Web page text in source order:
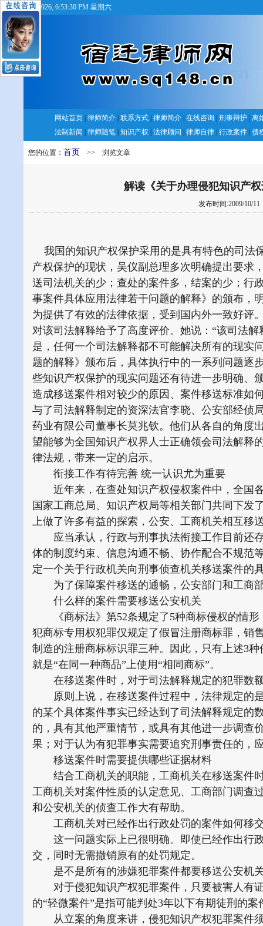
8/8/2026, 6:53:31 PM 星期六
网站首页 律师简介 联系方式 律师简介| 在线咨询 刑事辩护
离
法制新闻
律师随笔 知识产权 法律顾问 律师自律 行政案件 债
您的位置： 首页 >> 浏览文章
解读《关于办理侵犯知识产
发布时间:2009/10/11
我国的知识产权保护采用的是具有特色的司法
产权保护的现状，吴仪副总理多次明确提出要求
送司法机关的少；查处的案件多，结案的少；行
事案件具体应用法律若干问题的解释》的颁布，
为提供了有效的法律依据，受到国内外一致好评
对该司法解释给予了高度评价。她说：“该司法
是，任何一个司法解释都不可能解决所有的现实
题的解释》颁布后，具体执行中的一系列问题逐
些知识产权保护的现实问题还有待进一步明确、
造成移送案件相对较少的原因、案件移送标准如
与了司法解释制定的资深法官李晓、公安部经侦
药业有限公司董事长莫兆钦。他们从各自的角度
望能够为全国知识产权界人士正确领会司法解释
律法规，带来一定的启示。
衔接工作有待完善 统一认识尤为重要
近年来，在查处知识产权侵权案件中，全国各
国家工商总局、知识产权局等相关部门共同下发
上做了许多有益的探索，公安、工商机关相互移
应当承认，行政与刑事执法衔接工作目前还
体的制度约束、信息沟通不畅、协作配合不规范
定一个关于行政机关向刑事侦查机关移送案件的
为了保障案件移送的通畅，公安部门和工商
什么样的案件需要移送公安机关
《商标法》第52条规定了5种商标侵权的情形
犯商标专用权犯罪仅规定了假冒注册商标罪，销
制造的注册商标标识罪三种。因此，只有上述3
就是“在同一种商品”上使用“相同商标”。
在移送案件时，对于司法解释规定的犯罪数
原则上说，在移送案件过程中，法律规定的是
的某个具体案件事实已经达到了司法解释规定的
的，具有其他严重情节，或具有其他进一步调查
果；对于认为有犯罪事实需要追究刑事责任的，
移送案件时需要提供哪些证据材料
结合工商机关的职能，工商机关在移送案件
工商机关对案件性质的认定意见、工商部门调查
和公安机关的侦查工作大有帮助。
工商机关对已经作出行政处罚的案件如何移
这一问题实际上已很明确。即使已经作出行
交，同时无需撤销原有的处罚规定。
是不是所有的涉嫌犯罪案件都要移送公安机
对于侵犯知识产权犯罪案件，只要被害人有
的“轻微案件”是指可能判处3年以下有期徒刑的案
从立案的角度来讲，侵犯知识产权犯罪案件